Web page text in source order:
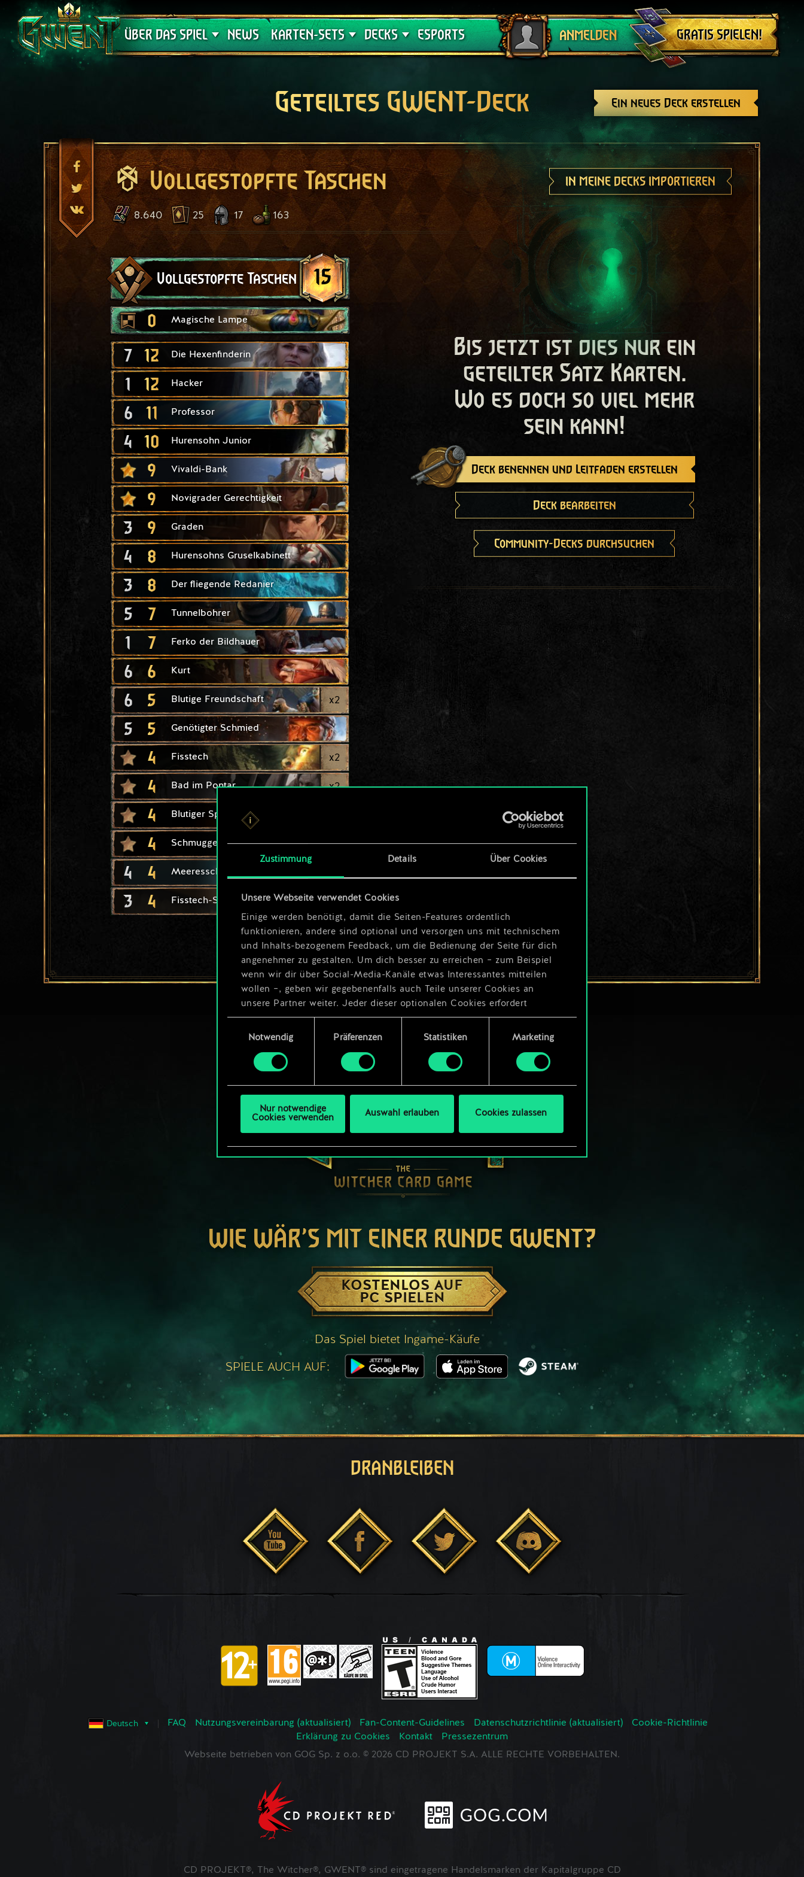
Zustimmung Details Über Cookies
Unsere Webseite verwendet Cookies
Einige werden benötigt, damit die Seiten-Features ordentlich
funktionieren, andere sind optional und versorgen uns mit technischem
und Inhalts-bezogenem Feedback, um die Bedienung der Seite für dich
angenehmer zu gestalten. Um dich besser zu erreichen – zum Beispiel
wenn wir dir über Social-Media-Kanäle etwas Interessantes mitteilen
wollen –, geben wir gegebenenfalls auch Teile unserer Cookies an
unsere Partner weiter. Jeder dieser optionalen Cookies erfordert
allerdings deine Zustimmung.
„Einstellungen“, wo du, falls gewünscht, auch alle Einstellungen rund
Notwendig
Präferenzen Statistiken Marketing
Nur notwendige
Cookies verwenden
Auswahl erlauben Cookies zulassen
ÜBER DAS SPIEL
Support
NEWS KARTEN-SETS
Crimson Curse
DECKS
Deck-Leitfäden
ESPORTS ANMELDEN
Abmelden
GRATIS SPIELEN!
Ein neues Deck erstellen
Geteiltes GWENT-Deck
Vollgestopfte Taschen IN MEINE DECKS IMPORTIEREN
8.640 25 17 163
Vollgestopfte Taschen 15
0 Magische Lampe
7 12 Die Hexenfinderin
1 12 Hacker
6 11 Professor
4 10 Hurensohn Junior
9 Vivaldi-Bank
9 Novigrader Gerechtigkeit
3 9 Graden
4 8 Hurensohns Gruselkabinett
3 8 Der fliegende Redanier
5 7 Tunnelbohrer
1 7 Ferko der Bildhauer
6 6 Kurt
6 5 Blutige Freundschaft x2
5 5 Genötigter Schmied
4 Fisstech x2
4 Bad im Pontar x2
4 Blutiger Spaß
4 Schmuggel
4 4 Meeresschakal
3 4 Fisstech-Schmuggler x2
Bis jetzt ist dies nur ein
geteilter Satz Karten.
Wo es doch so viel mehr
sein kann!
Deck benennen und Leitfaden erstellen
Deck bearbeiten
Community-Decks durchsuchen
WIE WÄR’S MIT EINER RUNDE GWENT?
KOSTENLOS AUF
PC SPIELEN
Das Spiel bietet Ingame-Käufe
SPIELE AUCH AUF:
DRANBLEIBEN
Deutsch FAQ Nutzungsvereinbarung (aktualisiert) Fan-Content-Guidelines Datenschutzrichtlinie (aktualisiert)
Cookie-Richtlinie
Erklärung zu Cookies
Kontakt
Pressezentrum
Webseite betrieben von GOG Sp. z o.o. © 2026 CD PROJEKT S.A. ALLE RECHTE VORBEHALTEN.
CD PROJEKT®, The Witcher®, GWENT® sind eingetragene Handelsmarken der Kapitalgruppe CD